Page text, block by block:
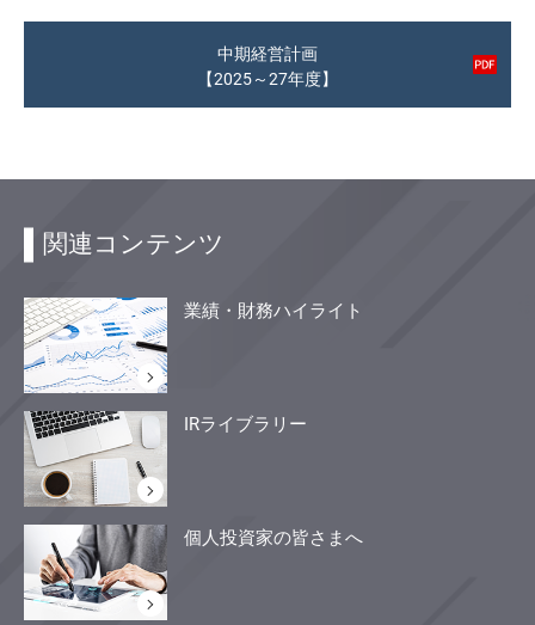
中期経営計画
【2025～27年度】
関連コンテンツ
業績・財務ハイライト
IRライブラリー
個人投資家の皆さまへ